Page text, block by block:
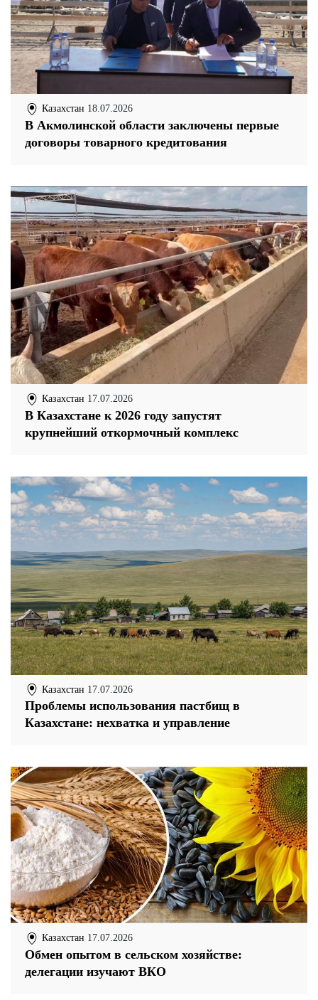
Казахстан 18.07.2026
В Акмолинской области заключены первые
договоры товарного кредитования
Казахстан 17.07.2026
В Казахстане к 2026 году запустят
крупнейший откормочный комплекс
Казахстан 17.07.2026
Проблемы использования пастбищ в
Казахстане: нехватка и управление
Казахстан 17.07.2026
Обмен опытом в сельском хозяйстве:
делегации изучают ВКО